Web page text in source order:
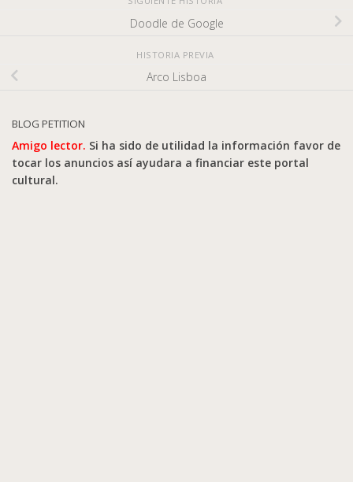
Doodle de Google
HISTORIA PREVIA
Arco Lisboa
BLOG PETITION
Amigo lector. Si ha sido de utilidad la información favor de
tocar los anuncios así ayudara a financiar este portal
cultural.